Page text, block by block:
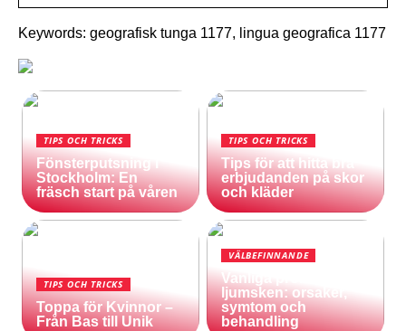
Keywords: geografisk tunga 1177, lingua geografica 1177
TIPS OCH TRICKS
Fönsterputsning i
Stockholm: En
fräsch start på våren
TIPS OCH TRICKS
Tips för att hitta bra
erbjudanden på skor
och kläder
TIPS OCH TRICKS
Toppa för Kvinnor –
Från Bas till Unik
VÄLBEFINNANDE
Vanliga problem med
ljumsken: orsaker,
symtom och
behandling